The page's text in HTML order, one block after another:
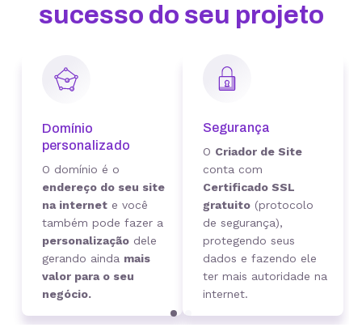
sucesso do seu projeto
Domínio
personalizado
O domínio é o
endereço do seu site
na internet e você
também pode fazer a
personalização dele
gerando ainda mais
valor para o seu
negócio.
Segurança
O Criador de Site
conta com
Certificado SSL
gratuito (protocolo
de segurança),
protegendo seus
dados e fazendo ele
ter mais autoridade na
internet.